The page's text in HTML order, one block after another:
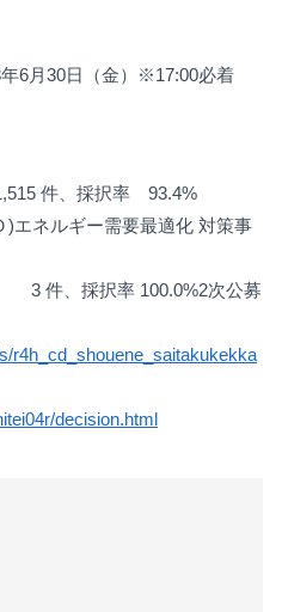
6月30日（金）※17:00必着
件、採択率 93.4%
)エネルギー需要最適化 対策事
、採択率 100.0%2次公募
r4h_cd_shouene_saitakukekka
decision.html